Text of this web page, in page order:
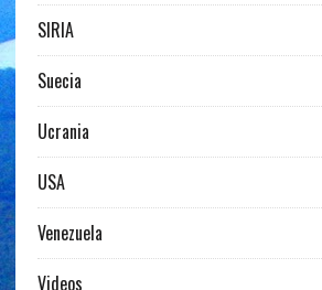
SIRIA
Suecia
Ucrania
USA
Venezuela
Videos